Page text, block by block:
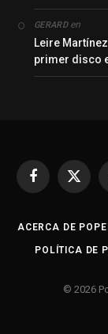
GERARDen
Leire
primer disco
Facebook
X
ACERCA DE
POLÍTICA DE
© 2026